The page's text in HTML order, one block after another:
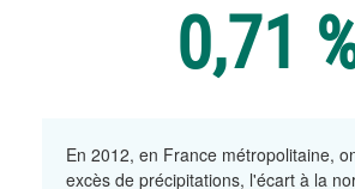
0,71
En 2012, en France métropolitaine,
excès de précipitations, l'écart à la